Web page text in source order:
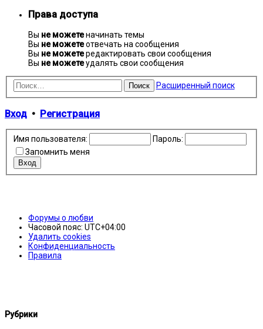
Права доступа
Вы не можетеначинать темы
Вы не можетеотвечать на сообщения
Вы не можетередактировать свои сообщения
Вы не можетеудалять свои сообщения
Поиск Расширенный поиск
Вход • Регистрация
Имя пользователя:
Пароль:
Запомнить меня
Форумы о любви
Часовой пояс: UTC+04:00
Удалить cookies
Конфиденциальность
Правила
Рубрики